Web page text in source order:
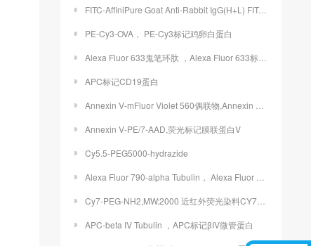
FITC-AffiniPure Goat Anti-Rabbit IgG(H+L) FITC标记山羊抗兔IgG(H+L)
PE-Cy3-OVA， PE-Cy3标记鸡卵白蛋白
Alexa Fluor 633鬼笔环肽 ，Alexa Fluor 633标记鬼笔环肽
APC标记CD19蛋白
Annexin V-mFluor Violet 560偶联物,Annexin V-mFluor Violet 560
Annexin V-PE/7-AAD,荧光标记膜联蛋白V
Cy5.5-PEG5000-hydrazide
Alexa Fluor 790-alpha Tubulin， Alexa Fluor 790标记α-微管蛋白
Cy7-PEG-NH2,MW:2000 近红外荧光染料CY7聚乙二醇氨基
APC-beta IV Tubulin ，APC标记βIV微管蛋白